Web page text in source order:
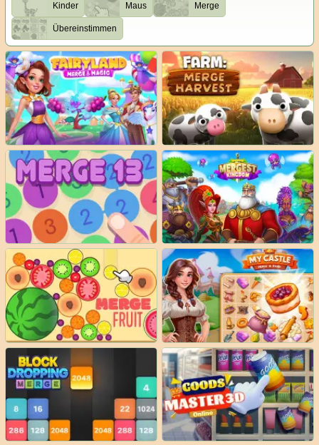
Kinder Maus Merge
Übereinstimmen